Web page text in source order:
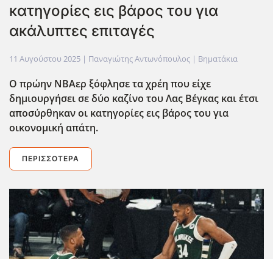
κατηγορίες εις βάρος του για
ακάλυπτες επιταγές
11 Αυγούστου 2025 | Παναγιώτης Αντωνόπουλος | Βηματάκια
Ο πρώην ΝΒΑερ ξόφλησε τα χρέη που είχε
δημιουργήσει σε δύο καζίνο του Λας Βέγκας και έτσι
αποσύρθηκαν οι κατηγορίες εις βάρος του για
οικονομική απάτη.
ΠΕΡΙΣΣΌΤΕΡΑ